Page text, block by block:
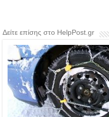
Δείτε επίσης στο HelpPost.gr